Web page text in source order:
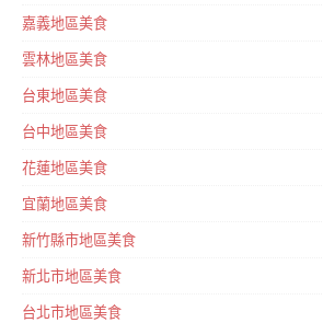
嘉義地區美食
雲林地區美食
台東地區美食
台中地區美食
花蓮地區美食
宜蘭地區美食
新竹縣市地區美食
新北市地區美食
台北市地區美食